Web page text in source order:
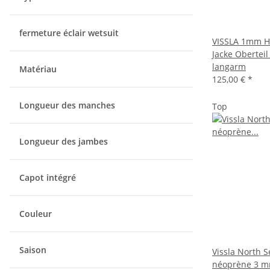
VISSLA 1mm
Jacke
langarm
125,00 € *
Top
Vissla North
néoprène 3
fermeture éclair wetsuit
Matériau
Longueur des manches
Longueur des jambes
Capot intégré
Couleur
Saison